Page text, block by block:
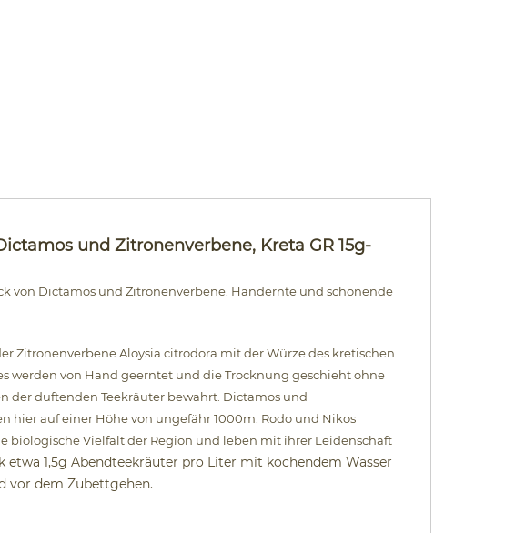
und Zitronenverbene, Kreta GR 15g-
von Dictamos und Zitronenverbene. Handernte und schonende
Zitronenverbene Aloysia citrodora mit der Würze des kretischen
werden von Hand geerntet und die Trocknung geschieht ohne
der duftenden Teekräuter bewahrt. Dictamos und
hier auf einer Höhe von ungefähr 1000m. Rodo und Nikos
Vielfalt der Region und leben mit ihrer Leidenschaft
etwa 1,5g Abendteekräuter pro Liter mit kochendem Wasser
vor dem Zubettgehen.